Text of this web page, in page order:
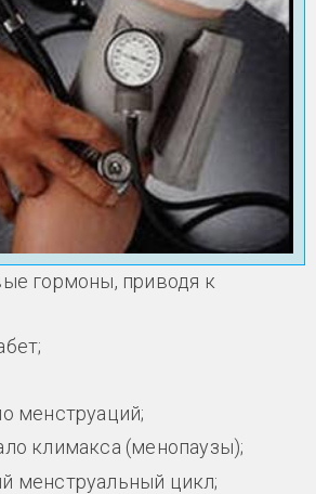
гормоны, приводя к
менструаций;
климакса (менопаузы);
менструальный цикл;